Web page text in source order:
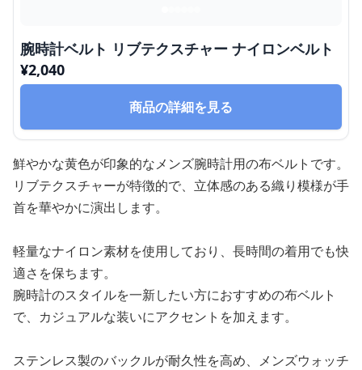
腕時計ベルト リブテクスチャー ナイロンベルト
¥2,040
商品の詳細を見る
鮮やかな黄色が印象的なメンズ腕時計用の布ベルトです。
リブテクスチャーが特徴的で、立体感のある織り模様が手
首を華やかに演出します。
軽量なナイロン素材を使用しており、長時間の着用でも快
適さを保ちます。
腕時計のスタイルを一新したい方におすすめの布ベルト
で、カジュアルな装いにアクセントを加えます。
ステンレス製のバックルが耐久性を高め、メンズウォッチ